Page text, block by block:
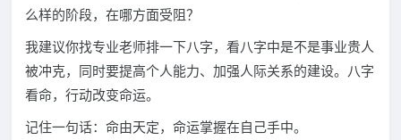
么样的阶段，在哪方面受阻？
我建议你找专业老师排一下八字，看八字中是不是事业贵人
被冲克，同时要提高个人能力、加强人际关系的建设。八字
看命，行动改变命运。
记住一句话：命由天定，命运掌握在自己手中。